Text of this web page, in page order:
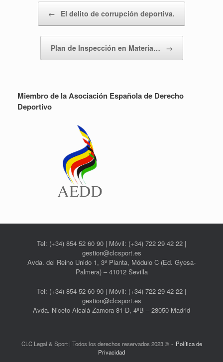
← El delito de corrupción deportiva.
Plan de Inspección en Materia… →
Miembro de la Asociación Española de Derecho
Deportivo
Tel: (+34) 854 52 60 90 | Móvil: (+34) 722 29 42 22 |
gestion@clcsport.es
Avda. del Reino Unido 1, 3ª Planta, Módulo C (Ed. Gyesa-
Palmera) – 41012 Sevilla
Tel: (+34) 854 52 60 90 | Móvil: (+34) 722 29 42 22 |
gestion@clcsport.es
Avda. Niceto Alcalá Zamora 81-D, 4ºB – 28050 Madrid
CLC Legal & Sport | Todos los derechos reservados 2023 ©
Política de
Privacidad